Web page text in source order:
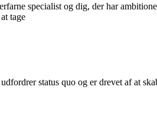
specialist og dig, der har
tage
status quo og er drevet af at